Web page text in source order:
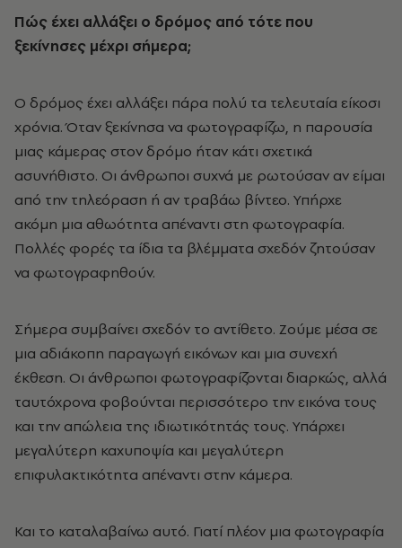
Πώς έχει αλλάξει ο δρόμος από τότε που
ξεκίνησες μέχρι σήμερα;
Ο δρόμος έχει αλλάξει πάρα πολύ τα τελευταία είκοσι
χρόνια. Όταν ξεκίνησα να φωτογραφίζω, η παρουσία
μιας κάμερας στον δρόμο ήταν κάτι σχετικά
ασυνήθιστο. Οι άνθρωποι συχνά με ρωτούσαν αν είμαι
από την τηλεόραση ή αν τραβάω βίντεο. Υπήρχε
ακόμη μια αθωότητα απέναντι στη φωτογραφία.
Πολλές φορές τα ίδια τα βλέμματα σχεδόν ζητούσαν
να φωτογραφηθούν.
Σήμερα συμβαίνει σχεδόν το αντίθετο. Ζούμε μέσα σε
μια αδιάκοπη παραγωγή εικόνων και μια συνεχή
έκθεση. Οι άνθρωποι φωτογραφίζονται διαρκώς, αλλά
ταυτόχρονα φοβούνται περισσότερο την εικόνα τους
και την απώλεια της ιδιωτικότητάς τους. Υπάρχει
μεγαλύτερη καχυποψία και μεγαλύτερη
επιφυλακτικότητα απέναντι στην κάμερα.
Και το καταλαβαίνω αυτό. Γιατί πλέον μια φωτογραφία